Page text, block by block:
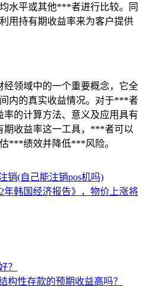
水平或其他***者进行比较。同
用持有期收益率来为客户提供
领域中的一个重要概念，它全
内的真实收益情况。对于***者
的计算方法、意义及应用具有
期收益率这一工具，***者可以
***绩效并降低***风险。
销(自己能注销pos机吗)
年韩国经济报告》，物价上涨将
？
构性存款的预期收益高吗？